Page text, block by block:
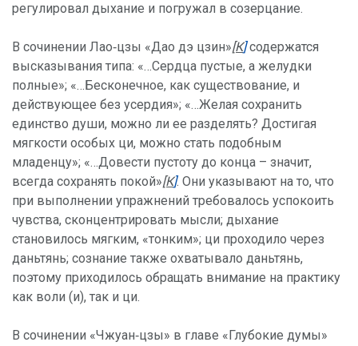
регулировал дыхание и погружал в созерцание.
В сочинении Лао‑цзы «Дао дэ цзин»[К]содержатся
высказывания типа: «…Сердца пустые, а желудки
полные»; «…Бесконечное, как существование, и
действующее без усердия»; «…Желая сохранить
единство души, можно ли ее разделять? Достигая
мягкости особых ци, можно стать подобным
младенцу»; «…Довести пустоту до конца – значит,
всегда сохранять покой»[К]. Они указывают на то, что
при выполнении упражнений требовалось успокоить
чувства, сконцентрировать мысли; дыхание
становилось мягким, «тонким»; ци проходило через
даньтянь; сознание также охватывало даньтянь,
поэтому приходилось обращать внимание на практику
как воли (и), так и ци.
В сочинении «Чжуан‑цзы» в главе «Глубокие думы»